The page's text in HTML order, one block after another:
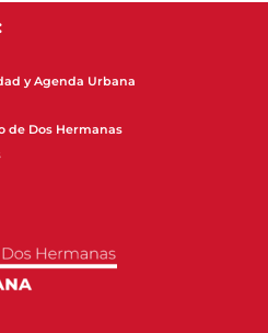
y Agenda Urbana
de Dos Hermanas